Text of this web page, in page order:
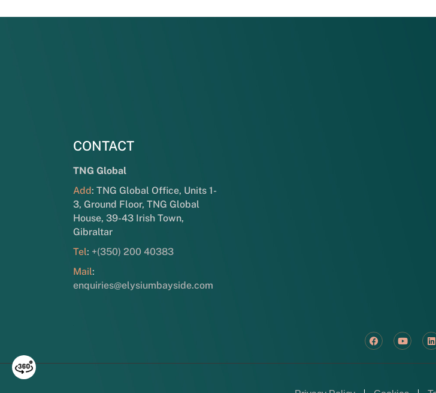
CONTACT
TNG Global
Add: TNG Global Office, Units 1-
3, Ground Floor, TNG Global
House, 39-43 Irish Town,
Gibraltar
Tel: +(350) 200 40383
Mail:
enquiries@elysiumbayside.com